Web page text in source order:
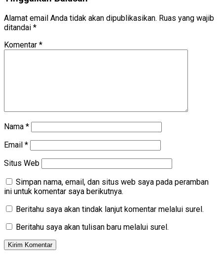
Alamat email Anda tidak akan dipublikasikan. Ruas yang wajib
ditandai *
Komentar *
Nama *
Email *
Situs Web
Simpan nama, email, dan situs web saya pada peramban
ini untuk komentar saya berikutnya.
Beritahu saya akan tindak lanjut komentar melalui surel.
Beritahu saya akan tulisan baru melalui surel.